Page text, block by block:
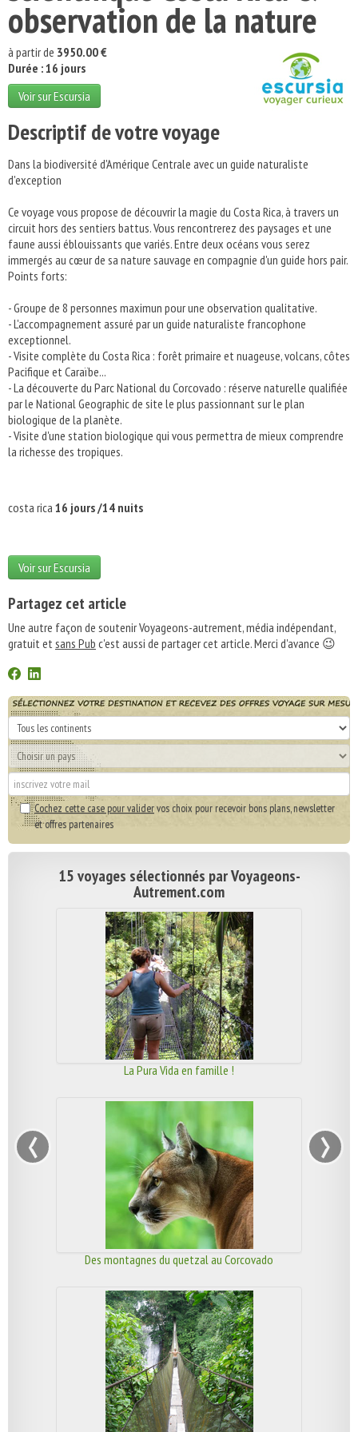
observation de la nature
à partir de 3950.00 €
Durée : 16 jours
Voir sur Escursia
Descriptif de votre voyage
Dans la biodiversité d'Amérique Centrale avec un guide naturaliste
d'exception
Ce voyage vous propose de découvrir la magie du Costa Rica, à travers un
circuit hors des sentiers battus. Vous rencontrerez des paysages et une
faune aussi éblouissants que variés. Entre deux océans vous serez
immergés au cœur de sa nature sauvage en compagnie d'un guide hors pair.
Points forts:
- Groupe de 8 personnes maximun pour une observation qualitative.
- L'accompagnement assuré par un guide naturaliste francophone
exceptionnel.
- Visite complète du Costa Rica : forêt primaire et nuageuse, volcans, côtes
Pacifique et Caraïbe...
- La découverte du Parc National du Corcovado : réserve naturelle qualifiée
par le National Geographic de site le plus passionnant sur le plan
biologique de la planète.
- Visite d'une station biologique qui vous permettra de mieux comprendre
la richesse des tropiques.
costa rica 16 jours /14 nuits
Voir sur Escursia
Partagez cet article
Une autre façon de soutenir Voyageons-autrement, média indépendant,
gratuit etsans Pub c'est aussi de partager cet article. Merci d'avance 😉
Cochez cette case pour validervos choix pour recevoir bons plans, newsletter
et offres partenaires
15 voyages sélectionnés par Voyageons-
Autrement.com
La Pura Vida en famille !
Des montagnes du quetzal au Corcovado
‹ ›